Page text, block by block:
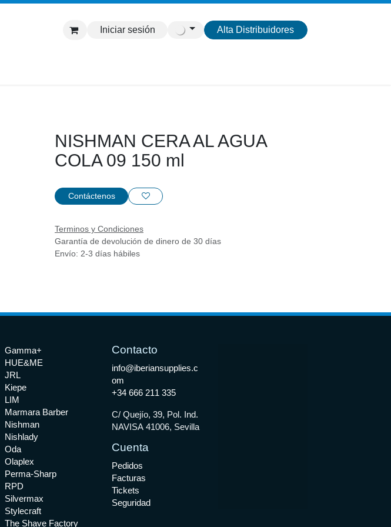
Iniciar sesión Alta Distribuidores
NISHMAN CERA AL AGUA
COLA 09 150 ml
Contáctenos
Terminos y Condiciones
Garantía de devolución de dinero de 30 días
Envío: 2-3 días hábiles
Gamma+
HUE&ME
JRL
Kiepe
LIM
Marmara Barber
Nishman
Nishlady
Oda
Olaplex
Perma-Sharp
RPD
Silvermax
Stylecraft
The Shave Factory
Contacto
info@iberiansupplies.c
om
+34 666 211 335
C/ Quejío, 39, Pol. Ind.
NAVISA 41006, Sevilla
Cuenta
Pedidos
Facturas
Tickets
Seguridad